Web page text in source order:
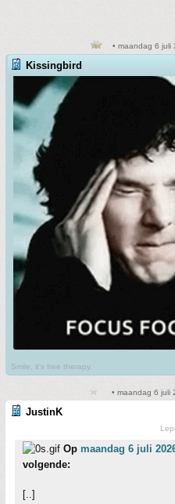
• maandag 6 juli
Kissingbird
Smile, it's free therapy.
• maandag 6 juli
JustinK
Op maandag 6 juli
volgende:
[..]